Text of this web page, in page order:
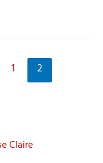
1 2
Claire